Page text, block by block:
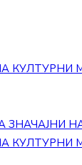
КУЛТУРНИ
ЗНАЧАЈНИ
КУЛТУРНИ